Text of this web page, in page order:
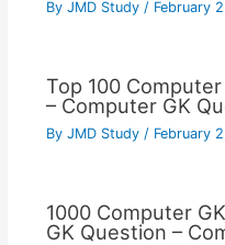
By JMD Study / February
Top 100
– Computer GK
By JMD Study / February
1000 Computer
GK Question –